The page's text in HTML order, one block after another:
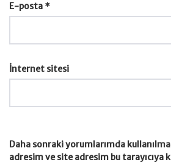
E-posta *
İnternet sitesi
Daha sonraki yorumlarımda
adresim ve site adresim bu tarayıcıya